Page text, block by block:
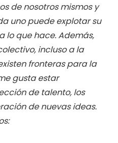
de nosotros mismos y
uno puede explotar su
lo que hace. Además,
incluso a la
fronteras para la
gusta estar
de talento, los
de nuevas ideas.